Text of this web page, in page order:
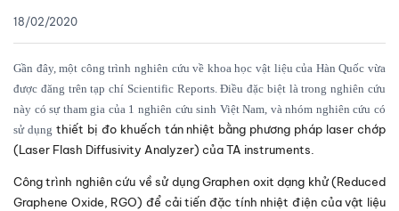
18/02/2020
Gần đây, một công trình nghiên cứu về khoa học vật liệu của Hàn Quốc vừa
được đăng trên tạp chí Scientific Reports. Điều đặc biệt là trong nghiên cứu
này có sự tham gia của 1 nghiên cứu sinh Việt Nam, và nhóm nghiên cứu có
sử dụng thiết bị đo khuếch tán nhiệt bằng phương pháp laser chớp
(Laser Flash Diffusivity Analyzer) của TA instruments.
Công trình nghiên cứu về sử dụng Graphen oxit dạng khử (Reduced
Graphene Oxide, RGO) để cải tiến đặc tính nhiệt điện của vật liệu